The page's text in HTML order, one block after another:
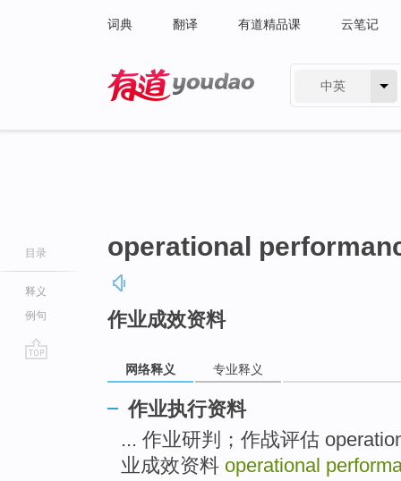
词典 翻译 有道精品课 云笔记
中英
目录
释义
例句
operational
作业成效资料
网络释义 专业释义
作业执行资料
... 作业研判；作战评估
业成效资料 operational